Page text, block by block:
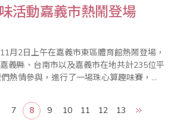
活動嘉義市熱鬧登場
月2日上午在嘉義市東區體育館熱鬧登場，
義縣、台南市以及嘉義市在地共計235位平
熱情參與，進行了一場珠心算趣味賽，同
義市長黃敏惠、副市長李錫津、議長蔡貴
的不老選手加油打氣。 黃市長表示，
7 8 9 10 11 12 13